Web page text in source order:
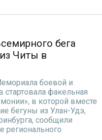
бега
Читы в
боевой и
факельная
в которой вместе
бегуны из Улан-Удэ,
сообщили
регионального